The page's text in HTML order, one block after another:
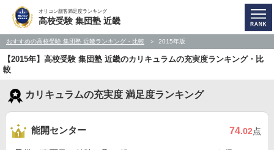
オリコン顧客満足度ランキング
高校受験 集団塾 近畿
おすすめの高校受験 集団塾 近畿ランキング・比較 2015年版
【2015年】高校受験 集団塾 近畿のカリキュラムの充実度ランキング・比
較
カリキュラムの充実度 満足度ランキング
能開センター 74.02点